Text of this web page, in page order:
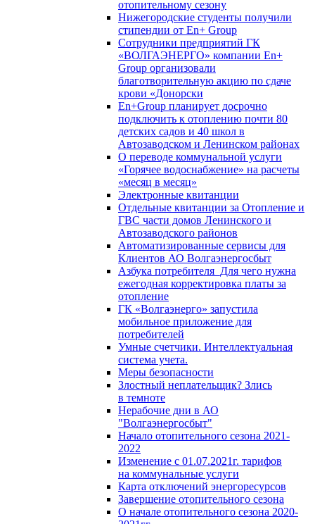
отопительному сезону
Нижегородские студенты получили
стипендии от En+ Group
Сотрудники предприятий ГК
«ВОЛГАЭНЕРГО» компании En+
Group организовали
благотворительную акцию по сдаче
крови «Донорски
En+Group планирует досрочно
подключить к отоплению почти 80
детских садов и 40 школ в
Автозаводском и Ленинском районах
О переводе коммунальной услуги
«Горячее водоснабжение» на расчеты
«месяц в месяц»
Электронные квитанции
Отдельные квитанции за Отопление и
ГВС части домов Ленинского и
Автозаводского районов
Автоматизированные сервисы для
Клиентов АО Волгаэнергосбыт
Азбука потребителя_Для чего нужна
ежегодная корректировка платы за
отопление
ГК «Волгаэнерго» запустила
мобильное приложение для
потребителей
Умные счетчики. Интеллектуальная
система учета.
Меры безопасности
Злостный неплательщик? Злись
в темноте
Нерабочие дни в АО
"Волгаэнергосбыт"
Начало отопительного сезона 2021-
2022
Изменение с 01.07.2021г. тарифов
на коммунальные услуги
Карта отключений энергоресурсов
Завершение отопительного сезона
О начале отопительного сезона 2020-